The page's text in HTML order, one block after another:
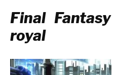
Final
royal